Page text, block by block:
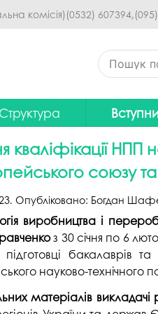
комісія)(0532) 607394,
Структура
рада
рада університету
та інститути
Про
навчання
Зимовий
НПП
союзу та
. Опубліковано: Богдан
виробництва і
з 30 січня по 6
бакалаврів
науково-технічного
матеріалів викладачі